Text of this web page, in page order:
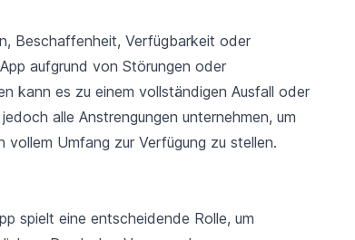
Beschaffenheit, Verfügbarkeit oder
aufgrund von Störungen oder
kann es zu einem vollständigen Ausfall oder
alle Anstrengungen unternehmen, um
Umfang zur Verfügung zu stellen.
spielt eine entscheidende Rolle, um